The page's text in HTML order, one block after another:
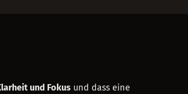
und Fokus und dass eine